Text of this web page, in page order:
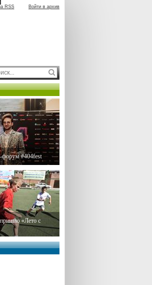
RSS Войти в архив
форум #404fest
«Лето с